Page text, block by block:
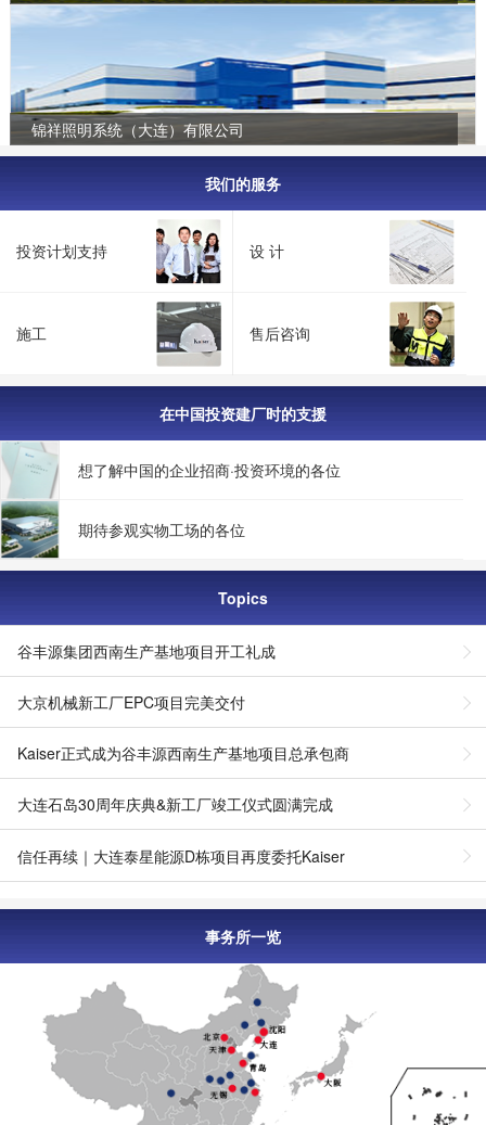
锦祥照明系统（大连）有限公司
我们的服务
投资计划支持 设 计
施工 售后咨询
在中国投资建厂时的支援
想了解中国的企业招商·投资环境的各位
期待参观实物工场的各位
Topics
谷丰源集团西南生产基地项目开工礼成
大京机械新工厂EPC项目完美交付
Kaiser正式成为谷丰源西南生产基地项目总承包商
大连石岛30周年庆典&新工厂竣工仪式圆满完成
信任再续｜大连泰星能源D栋项目再度委托Kaiser
事务所一览